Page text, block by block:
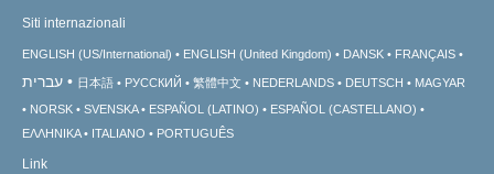
Siti internazionali
ENGLISH (US/International) ENGLISH (United Kingdom) DANSK FRANÇAIS
עברית 日本語 РУССКИЙ 繁體中文 NEDERLANDS DEUTSCH
MAGYAR
NORSK
SVENSKA ESPAÑOL (LATINO)
ESPAÑOL (CASTELLANO)
ΕΛΛΗΝΙΚA
ITALIANO PORTUGUÊS
Link